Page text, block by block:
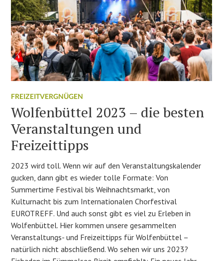
FREIZEITVERGNÜGEN
Wolfenbüttel 2023 – die besten
Veranstaltungen und
Freizeittipps
2023 wird toll. Wenn wir auf den Veranstaltungskalender
gucken, dann gibt es wieder tolle Formate: Von
Summertime Festival bis Weihnachtsmarkt, von
Kulturnacht bis zum Internationalen Chorfestival
EUROTREFF. Und auch sonst gibt es viel zu Erleben in
Wolfenbüttel. Hier kommen unsere gesammelten
Veranstaltungs- und Freizeittipps für Wolfenbüttel –
natürlich nicht abschließend. Wo sehen wir uns 2023?